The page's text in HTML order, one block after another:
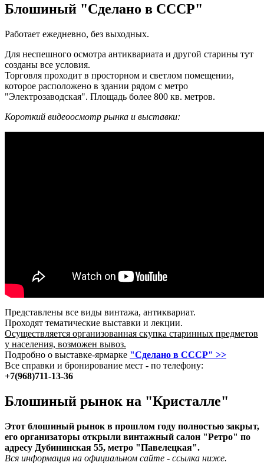
Блошиный "Сделано в СССР"
Работает ежедневно, без выходных.
Для неспешного осмотра антиквариата и другой старины тут
созданы все условия.
Торговля проходит в просторном и светлом помещении,
которое расположено в здании рядом с метро
"Электрозаводская". Площадь более 800 кв. метров.
Короткий видеоосмотр рынка и выставки:
Представлены все виды винтажа, антиквариат.
Проходят тематические выставки и лекции.
Осуществляется организованная скупка старинных предметов
у населения, возможен вывоз.
Подробно о выставке-ярмарке "Сделано в СССР" >>
Все справки и бронирование мест - по телефону:
+7(968)711-13-36
Блошиный рынок на "Кристалле"
Этот блошиный рынок в прошлом году полностью закрыт,
его организаторы открыли винтажный салон "Ретро" по
адресу Дубининская 55, метро "Павелецкая".
Вся информация на официальном сайте - ссылка ниже.